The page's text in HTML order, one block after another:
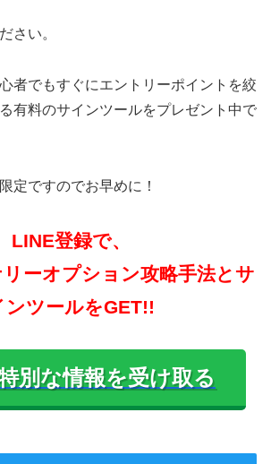
さい。
者でもすぐにエントリーポイントを絞
有料のサインツールをプレゼント中で
定ですのでお早めに！
LINE登録で、
ーオプション攻略手法とサ
ンツールをGET!!
別な情報を受け取る